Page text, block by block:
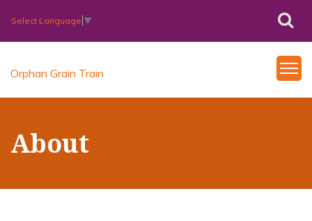
Select Language ▼
Orphan Grain Train
About